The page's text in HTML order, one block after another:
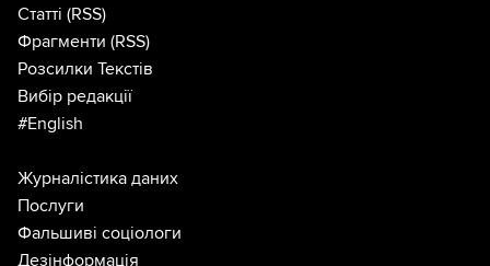
Статті (RSS)
Фрагменти (RSS)
Розсилки Текстів
Вибір редакції
#English
Журналістика даних
Послуги
Фальшиві соціологи
Дезінформація